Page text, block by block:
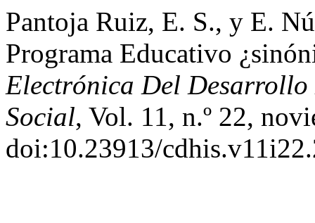
Pantoja Ruiz, E. S., y E.
Programa Educativo
Electrónica Del
Social, Vol. 11, n.º 22,
doi:10.23913/